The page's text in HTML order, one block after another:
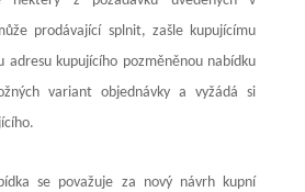
prodávající splnit, zašle kupujícímu
adresu kupujícího pozměněnou nabídku
variant objednávky a vyžádá si
se považuje za nový návrh kupní